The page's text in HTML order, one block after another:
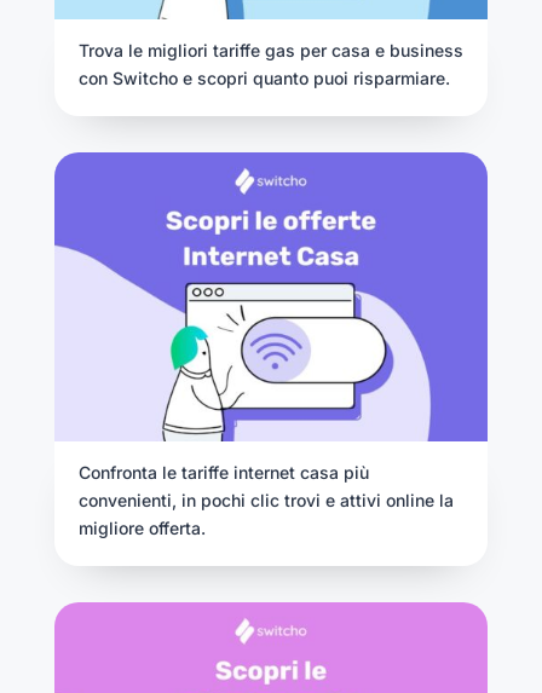
Trova le migliori tariffe gas per casa e business
con Switcho e scopri quanto puoi risparmiare.
Confronta le tariffe internet casa più
convenienti, in pochi clic trovi e attivi online la
migliore offerta.